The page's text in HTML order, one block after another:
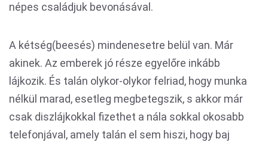
népes családjuk bevonásával.
A kétség(beesés) mindenesetre belül van. Már
akinek. Az emberek jó része egyelőre inkább
lájkozik. És talán olykor-olykor felriad, hogy munka
nélkül marad, esetleg megbetegszik, s akkor már
csak diszlájkokkal fizethet a nála sokkal okosabb
telefonjával, amely talán el sem hiszi, hogy baj